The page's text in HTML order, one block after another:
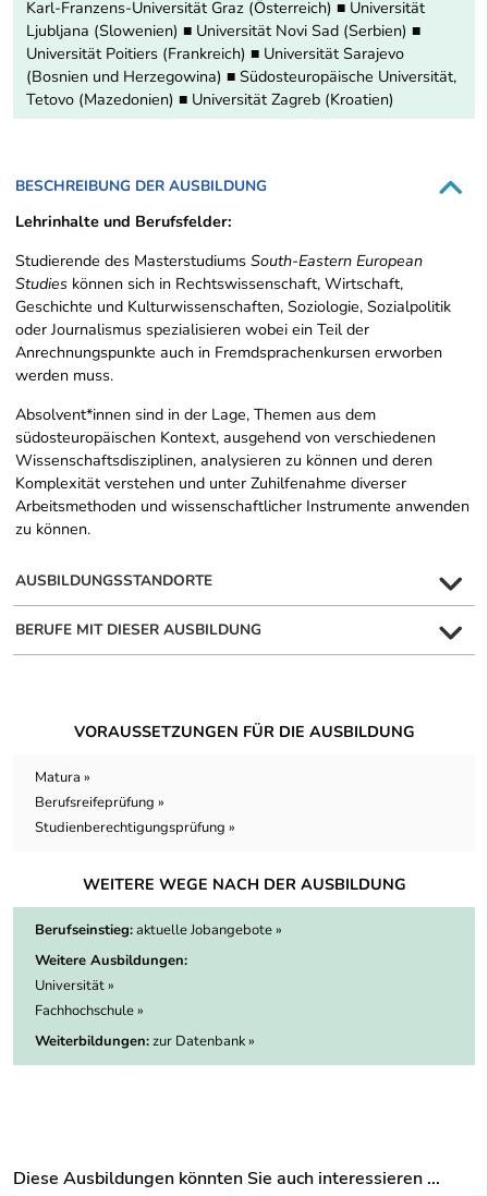
Karl-Franzens-Universität Graz (Österreich) ■ Universität
Ljubljana (Slowenien) ■ Universität Novi Sad (Serbien) ■
Universität Poitiers (Frankreich) ■ Universität Sarajevo
(Bosnien und Herzegowina) ■ Südosteuropäische Universität,
Tetovo (Mazedonien) ■ Universität Zagreb (Kroatien)
BESCHREIBUNG DER AUSBILDUNG
Lehrinhalte und Berufsfelder:
Studierende des Masterstudiums South-Eastern European
Studies können sich in Rechtswissenschaft, Wirtschaft,
Geschichte und Kulturwissenschaften, Soziologie, Sozialpolitik
oder Journalismus spezialisieren wobei ein Teil der
Anrechnungspunkte auch in Fremdsprachenkursen erworben
werden muss.
Absolvent*innen sind in der Lage, Themen aus dem
südosteuropäischen Kontext, ausgehend von verschiedenen
Wissenschaftsdisziplinen, analysieren zu können und deren
Komplexität verstehen und unter Zuhilfenahme diverser
Arbeitsmethoden und wissenschaftlicher Instrumente anwenden
zu können.
AUSBILDUNGSSTANDORTE
BERUFE MIT DIESER AUSBILDUNG
VORAUSSETZUNGEN FÜR DIE AUSBILDUNG
Matura »
Berufsreifeprüfung »
Studienberechtigungsprüfung »
WEITERE WEGE NACH DER AUSBILDUNG
Berufseinstieg:aktuelle Jobangebote »
Weitere Ausbildungen:
Universität »
Fachhochschule »
Weiterbildungen:zur Datenbank »
Diese Ausbildungen könnten Sie auch interessieren ...